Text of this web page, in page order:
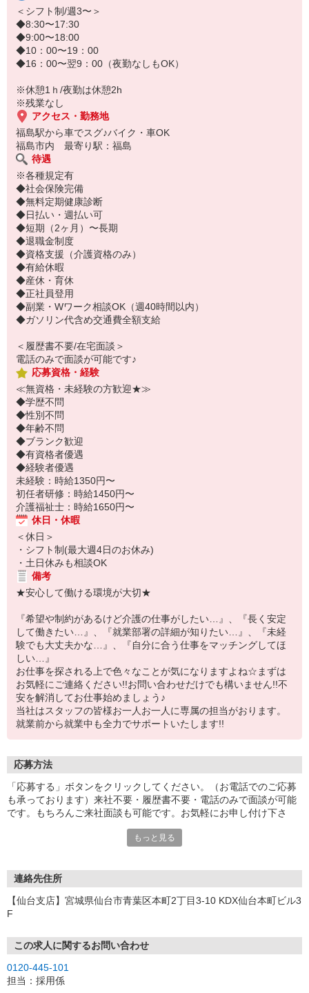
ご応募お待ちしております◎
＜シフト制/週3〜＞
◆8:30〜17:30
◆9:00〜18:00
◆10：00〜19：00
◆16：00〜翌9：00（夜勤なしもOK）
※休憩1ｈ/夜勤は休憩2h
※残業なし
アクセス・勤務地
福島駅から車でスグ♪バイク・車OK
福島市内 最寄り駅：福島
待遇
※各種規定有
◆社会保険完備
◆無料定期健康診断
◆日払い・週払い可
◆短期（2ヶ月）〜長期
◆退職金制度
◆資格支援（介護資格のみ）
◆有給休暇
◆産休・育休
◆正社員登用
◆副業・Wワーク相談OK（週40時間以内）
◆ガソリン代含め交通費全額支給
＜履歴書不要/在宅面談＞
電話のみで面談が可能です♪
応募資格・経験
≪無資格・未経験の方歓迎★≫
◆学歴不問
◆性別不問
◆年齢不問
◆ブランク歓迎
◆有資格者優遇
◆経験者優遇
未経験：時給1350円〜
初任者研修：時給1450円〜
介護福祉士：時給1650円〜
休日・休暇
＜休日＞
・シフト制(最大週4日のお休み)
・土日休みも相談OK
備考
★安心して働ける環境が大切★
『希望や制約があるけど介護の仕事がしたい…』、『長く安定
して働きたい…』、『就業部署の詳細が知りたい…』、『未経
験でも大丈夫かな…』、『自分に合う仕事をマッチングしてほ
しい…』
お仕事を探される上で色々なことが気になりますよね☆まずは
お気軽にご連絡ください!!お問い合わせだけでも構いません!!不
安を解消してお仕事始めましょう♪
当社はスタッフの皆様お一人お一人に専属の担当がおります。
就業前から就業中も全力でサポートいたします!!
応募方法
「応募する」ボタンをクリックしてください。（お電話でのご応募
も承っております）来社不要・履歴書不要・電話のみで面談が可能
です。もちろんご来社面談も可能です。お気軽にお申し付け下さ
もっと見る
連絡先住所
【仙台支店】宮城県仙台市青葉区本町2丁目3-10 KDX仙台本町ビル3
F
この求人に関するお問い合わせ
0120-445-101
担当：採用係